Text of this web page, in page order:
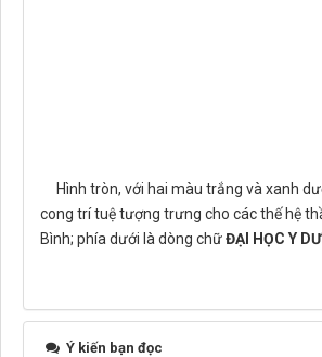
Hình tròn, với hai màu trắng và xanh
cong trí tuệ tượng trưng cho các thế hệ
Bình; phía dưới là dòng chữĐẠI HỌC Y
Ý kiến bạn đọc